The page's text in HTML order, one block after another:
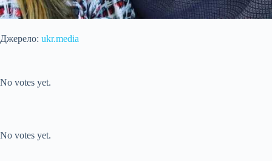
Джерело: ukr.media
No votes yet.
No votes yet.